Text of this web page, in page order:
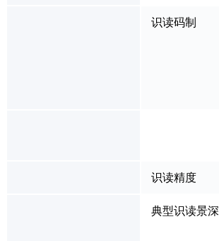
识读码制
识读精度
典型识读景深